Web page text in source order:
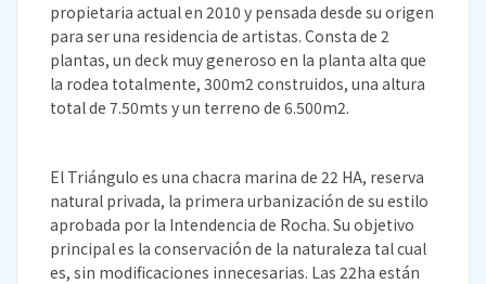
propietaria actual en 2010 y pensada desde su origen
para ser una residencia de artistas. Consta de 2
plantas, un deck muy generoso en la planta alta que
la rodea totalmente, 300m2 construidos, una altura
total de 7.50mts y un terreno de 6.500m2.
El Triángulo es una chacra marina de 22 HA, reserva
natural privada, la primera urbanización de su estilo
aprobada por la Intendencia de Rocha. Su objetivo
principal es la conservación de la naturaleza tal cual
es, sin modificaciones innecesarias. Las 22ha están